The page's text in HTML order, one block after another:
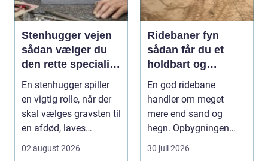
Stenhugger vejen
sådan vælger du
den rette specialist
i stenarbejde
En stenhugger spiller
en vigtig rolle, når der
skal vælges gravsten til
en afdød, laves
mindesten ti...
02 august 2026
Ridebaner fyn
sådan får du et
holdbart og
funktionelt
underlag
En god ridebane
handler om meget
mere end sand og
hegn. Opbygningen
under overfladen afgør,
hvor meg...
30 juli 2026